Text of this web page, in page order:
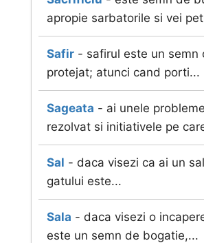
apropie sarbatorile si vei
Safir - safirul este un semn
protejat; atunci cand porti...
Sageata - ai unele
rezolvat si initiativele pe
Sal - daca visezi ca ai un
gatului este...
Sala - daca visezi o
este un semn de bogatie,...